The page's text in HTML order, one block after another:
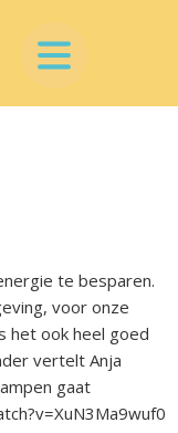
te besparen.
voor onze
het ook heel goed
vertelt Anja
gaat